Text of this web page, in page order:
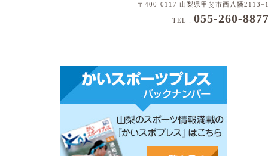
〒400-0117 山梨県甲斐市西八幡
TEL : 055-260-